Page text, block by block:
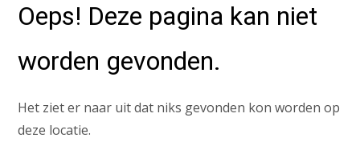
Oeps! Deze pagina kan niet
worden gevonden.
Het ziet er naar uit dat niks gevonden kon worden op
deze locatie.